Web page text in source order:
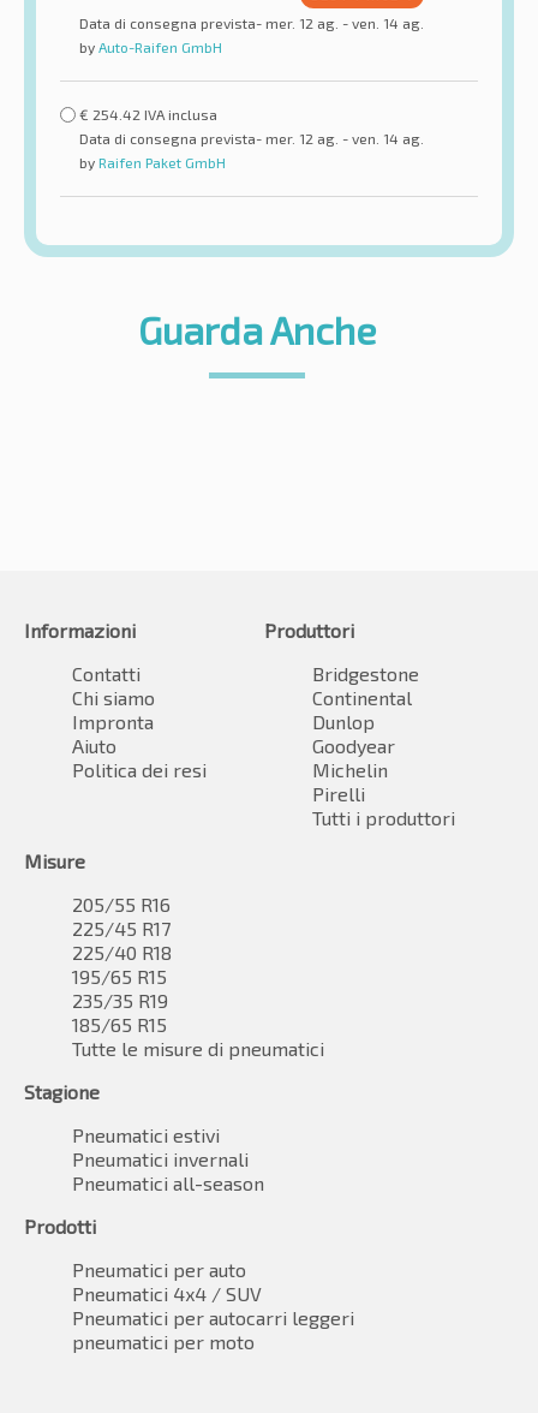
Data di consegna prevista- mer. 12 ag. - ven. 14 ag.
by Auto-Raifen GmbH
€ 254.42 IVA inclusa
Data di consegna prevista- mer. 12 ag. - ven. 14 ag.
by Raifen Paket GmbH
Guarda Anche
Informazioni
Contatti
Chi siamo
Impronta
Aiuto
Politica dei resi
Produttori
Bridgestone
Continental
Dunlop
Goodyear
Michelin
Pirelli
Tutti i produttori
Misure
205/55 R16
225/45 R17
225/40 R18
195/65 R15
235/35 R19
185/65 R15
Tutte le misure di pneumatici
Stagione
Pneumatici estivi
Pneumatici invernali
Pneumatici all-season
Prodotti
Pneumatici per auto
Pneumatici 4x4 / SUV
Pneumatici per autocarri leggeri
pneumatici per moto